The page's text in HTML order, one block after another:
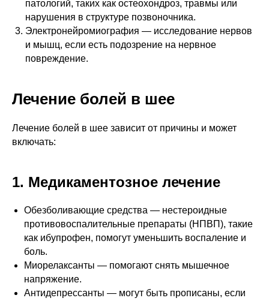
патологий, таких как остеохондроз, травмы или
нарушения в структуре позвоночника.
Электронейромиография — исследование нервов
и мышц, если есть подозрение на нервное
повреждение.
Лечение болей в шее
Лечение болей в шее зависит от причины и может
включать:
1. Медикаментозное лечение
Обезболивающие средства — нестероидные
противовоспалительные препараты (НПВП), такие
как ибупрофен, помогут уменьшить воспаление и
боль.
Миорелаксанты — помогают снять мышечное
напряжение.
Антидепрессанты — могут быть прописаны, если